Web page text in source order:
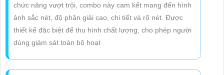
chức năng vượt trội, combo này cam kết mang đến hình
ảnh sắc nét, độ phân giải cao, chi tiết và rõ nét. Được
thiết kế đặc biệt để thu hình chất lượng, cho phép người
dùng giám sát toàn bộ hoạt